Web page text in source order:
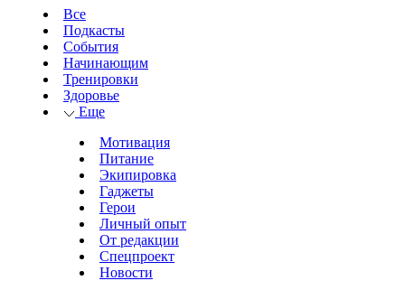
Все
Подкасты
События
Начинающим
Тренировки
Здоровье
Еще
Мотивация
Питание
Экипировка
Гаджеты
Герои
Личный опыт
От редакции
Спецпроект
Новости